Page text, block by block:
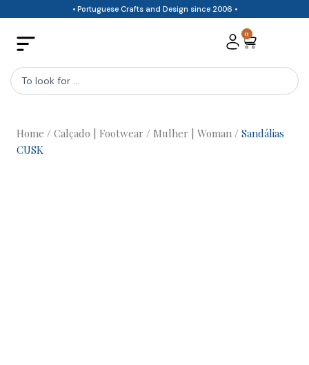
content
• Portuguese Crafts and Design since 2006 •
0
Cart
Search
...
Home / Calçado | Footwear / Mulher | Woman / Sandálias
CUSK